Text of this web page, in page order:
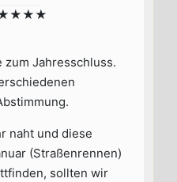
zum Jahresschluss.
naht und diese
(Straßenrennen)
sollten wir